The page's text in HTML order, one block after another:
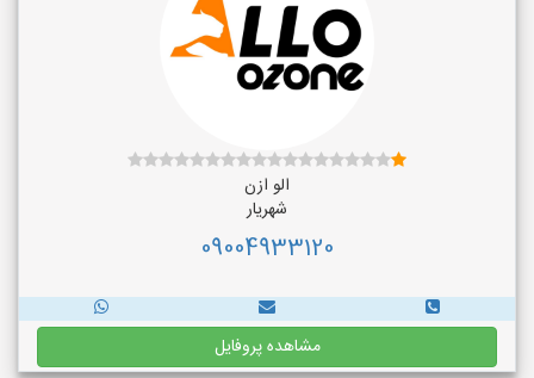
الو ازن
شهریار
09004933120
مشاهده پروفایل